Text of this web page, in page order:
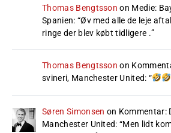
Thomas Bengtsson on Medie:
Spanien: “Øv med alle de leje
ringe der blev købt tidligere .”
Thomas Bengtsson on
svineri, Manchester United: “
Søren Simonsen on Kommentar:
Manchester United: “Men lidt